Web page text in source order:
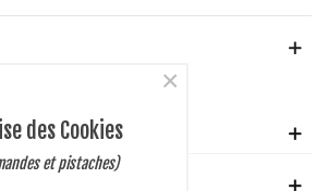
des Cookies
et pistaches)
×